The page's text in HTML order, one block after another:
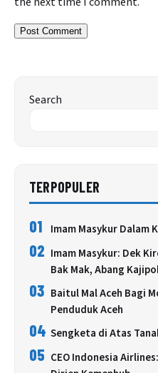
Search
TERPOPULER
01 Imam Masykur Dalam
02 Imam Masykur: Dek
Bak Mak, Abang
03 Baitul Mal Aceh Bagi
Penduduk Aceh
04 Sengketa di Atas
05 CEO Indonesia